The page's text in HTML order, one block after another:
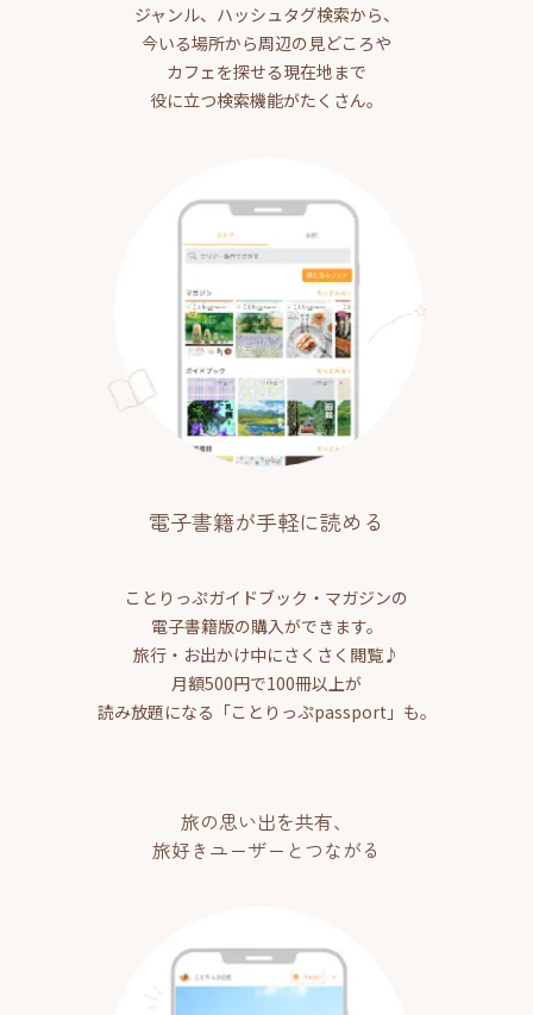
ジャンル、ハッシュタグ検索から、
今いる場所から周辺の見どころや
カフェを探せる現在地まで
役に立つ検索機能がたくさん。
電子書籍が手軽に読める
ことりっぷガイドブック・マガジンの
電子書籍版の購入ができます。
旅行・お出かけ中にさくさく閲覧♪
月額500円で100冊以上が
読み放題になる「ことりっぷpassport」も。
旅の思い出を共有、
旅好きユーザーとつながる